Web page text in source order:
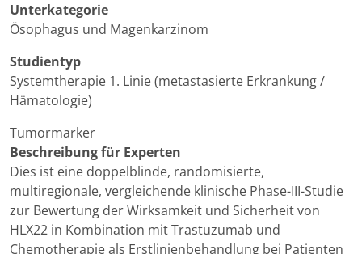
Unterkategorie
Ösophagus und Magenkarzinom
Studientyp
Systemtherapie 1. Linie (metastasierte Erkrankung /
Hämatologie)
Tumormarker
Beschreibung für Experten
Dies ist eine doppelblinde, randomisierte,
multiregionale, vergleichende klinische Phase-III-Studie
zur Bewertung der Wirksamkeit und Sicherheit von
HLX22 in Kombination mit Trastuzumab und
Chemotherapie als Erstlinienbehandlung bei Patienten